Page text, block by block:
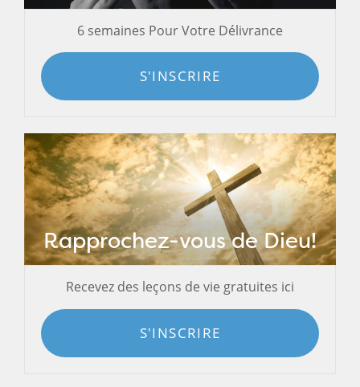
6 semaines Pour Votre Délivrance
S'INSCRIRE
Rapprochez-vous de Dieu!
Recevez des leçons de vie gratuites ici
S'INSCRIRE